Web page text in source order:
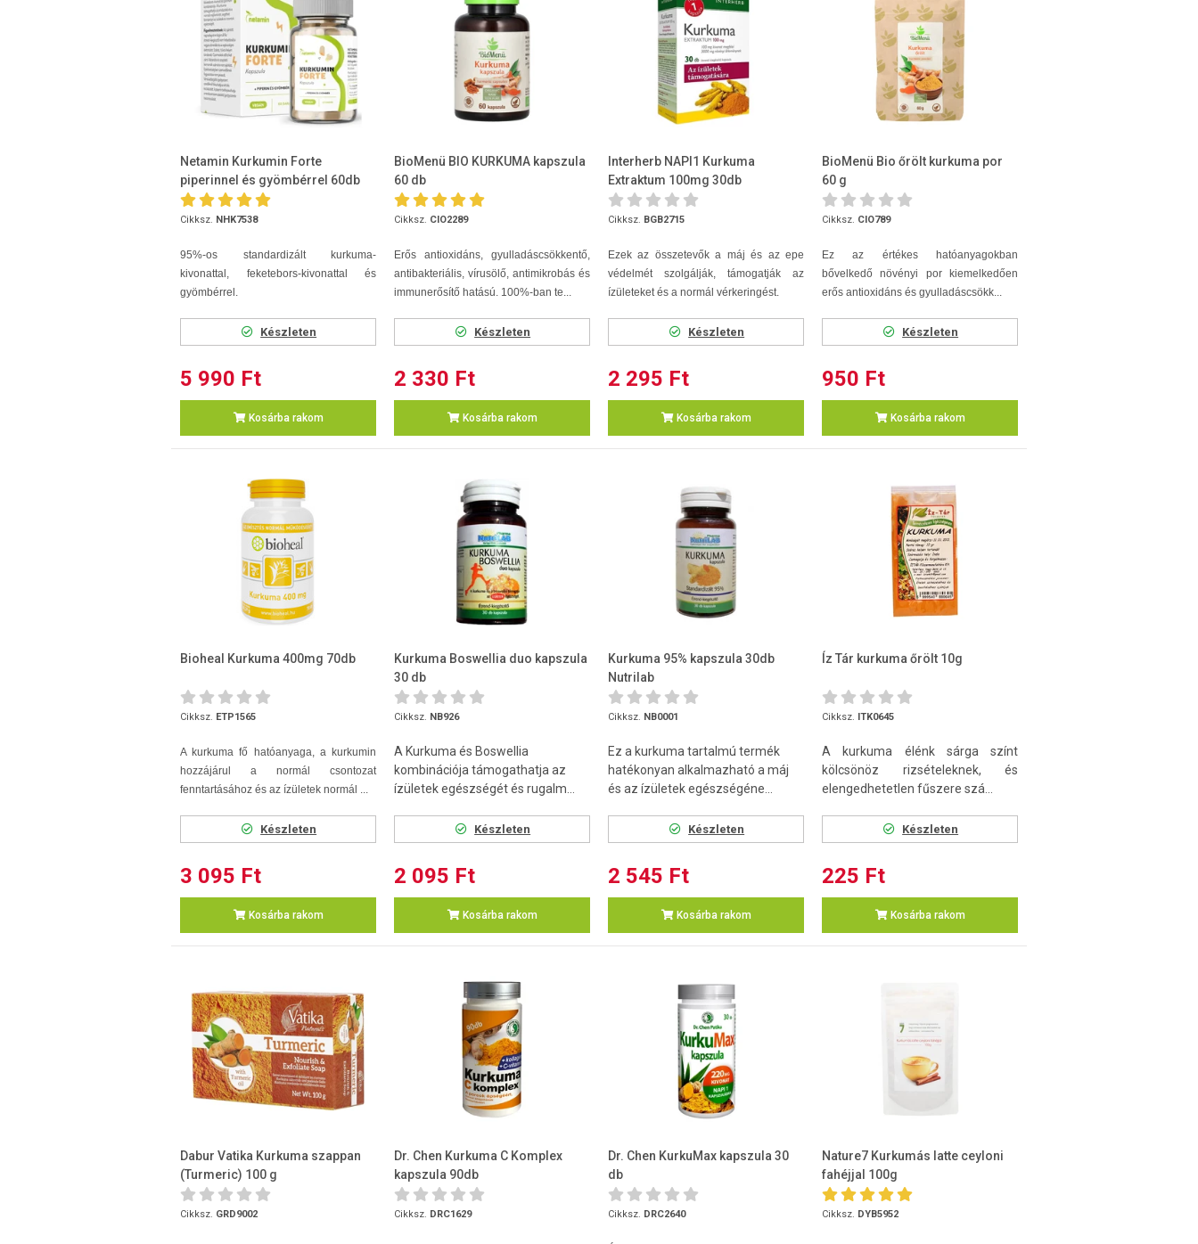
Netamin Kurkumin Forte
piperinnel és gyömbérrel 60db
Cikksz. NHK7538
95%-os standardizált kurkuma-
kivonattal, feketebors-kivonattal és
gyömbérrel.
Készleten
5 990 Ft
Kosárba rakom
BioMenü BIO KURKUMA kapszula
60 db
Cikksz. CIO2289
Erős antioxidáns, gyulladáscsökkentő,
antibakteriális, vírusölő, antimikrobás és
immunerősítő hatású. 100%-ban te...
Készleten
2 330 Ft
Kosárba rakom
Interherb NAPI1 Kurkuma
Extraktum 100mg 30db
Cikksz. BGB2715
Ezek az összetevők a máj és az epe
védelmét szolgálják, támogatják az
ízületeket és a normál vérkeringést.
Készleten
2 295 Ft
Kosárba rakom
BioMenü Bio őrölt kurkuma por
60 g
Cikksz. CIO789
Ez az értékes hatóanyagokban
bővelkedő növényi por kiemelkedően
erős antioxidáns és gyulladáscsökk...
Készleten
950 Ft
Kosárba rakom
Bioheal Kurkuma 400mg 70db
Cikksz. ETP1565
A kurkuma fő hatóanyaga, a kurkumin
hozzájárul a normál csontozat
fenntartásához és az ízületek normál ...
Készleten
3 095 Ft
Kosárba rakom
Kurkuma Boswellia duo kapszula
30 db
Cikksz. NB926
A Kurkuma és Boswellia
kombinációja támogathatja az
ízületek egészségét és rugalm...
Készleten
2 095 Ft
Kosárba rakom
Kurkuma 95% kapszula 30db
Nutrilab
Cikksz. NB0001
Ez a kurkuma tartalmú termék
hatékonyan alkalmazható a máj
és az ízületek egészségéne...
Készleten
2 545 Ft
Kosárba rakom
Íz Tár kurkuma őrölt 10g
Cikksz. ITK0645
A kurkuma élénk sárga színt
kölcsönöz rizsételeknek, és
elengedhetetlen fűszere szá...
Készleten
225 Ft
Kosárba rakom
Dabur Vatika Kurkuma szappan
(Turmeric) 100 g
Cikksz. GRD9002
Dr. Chen Kurkuma C Komplex
kapszula 90db
Cikksz. DRC1629
Dr. Chen KurkuMax kapszula 30
db
Cikksz. DRC2640
Nature7 Kurkumás latte ceyloni
fahéjjal 100g
Cikksz. DYB5952